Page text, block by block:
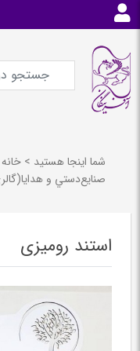
شما اینجا هستید > خانه
صنايع‌دستي و
استند رومیزی